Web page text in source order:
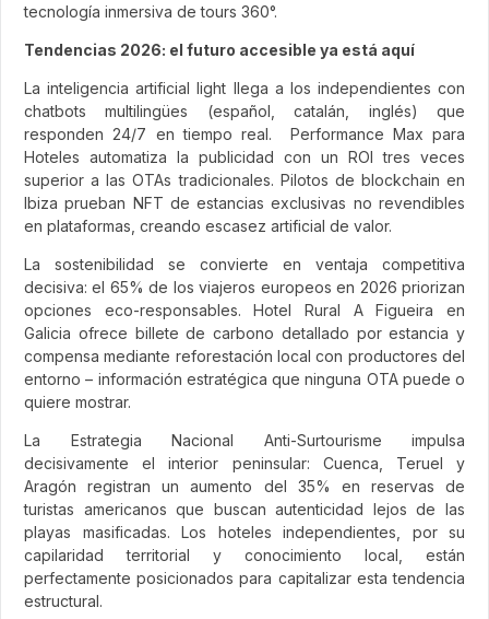
tecnología inmersiva de tours 360°.
Tendencias 2026: el futuro accesible ya está aquí
La inteligencia artificial light llega a los independientes con
chatbots multilingües (español, catalán, inglés) que
responden 24/7 en tiempo real. Performance Max para
Hoteles automatiza la publicidad con un ROI tres veces
superior a las OTAs tradicionales. Pilotos de blockchain en
Ibiza prueban NFT de estancias exclusivas no revendibles
en plataformas, creando escasez artificial de valor.
La sostenibilidad se convierte en ventaja competitiva
decisiva: el 65% de los viajeros europeos en 2026 priorizan
opciones eco-responsables. Hotel Rural A Figueira en
Galicia ofrece billete de carbono detallado por estancia y
compensa mediante reforestación local con productores del
entorno – información estratégica que ninguna OTA puede o
quiere mostrar.
La Estrategia Nacional Anti-Surtourisme impulsa
decisivamente el interior peninsular: Cuenca, Teruel y
Aragón registran un aumento del 35% en reservas de
turistas americanos que buscan autenticidad lejos de las
playas masificadas. Los hoteles independientes, por su
capilaridad territorial y conocimiento local, están
perfectamente posicionados para capitalizar esta tendencia
estructural.